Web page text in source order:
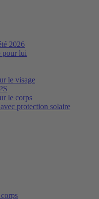
2026
pour lui
le visage
le corps
protection solaire